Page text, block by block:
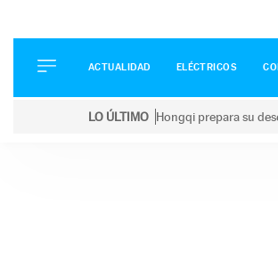
ELÉCTRICOS
CONDUCIR
ACTUALIDAD ELÉCTRICOS
LO ÚLTIMO Hongqi prepara su